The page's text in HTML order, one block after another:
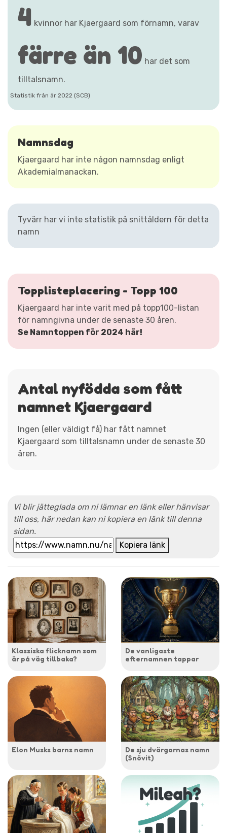
4 kvinnor har Kjaergaard som förnamn, varav
färre än 10 har det som
tilltalsnamn.
Statistik från år 2022 (SCB)
Namnsdag
Kjaergaard har inte någon namnsdag enligt
Akademialmanackan.
Tyvärr har vi inte statistik på snittåldern för detta
namn
Topplisteplacering - Topp 100
Kjaergaard har inte varit med på topp100-listan
för namngivna under de senaste 30 åren.
Se Namntoppen för 2024 här!
Antal nyfödda som fått
namnet Kjaergaard
Ingen (eller väldigt få) har fått namnet
Kjaergaard som tilltalsnamn under de senaste 30
åren.
Vi blir jätteglada om ni lämnar en länk eller hänvisar
till oss, här nedan kan ni kopiera en länk till denna
sidan.
Kopiera länk
Klassiska flicknamn som
är på väg tillbaka?
De vanligaste
efternamnen tappar
Elon Musks barns namn
De sju dvärgarnas namn
(Snövit)